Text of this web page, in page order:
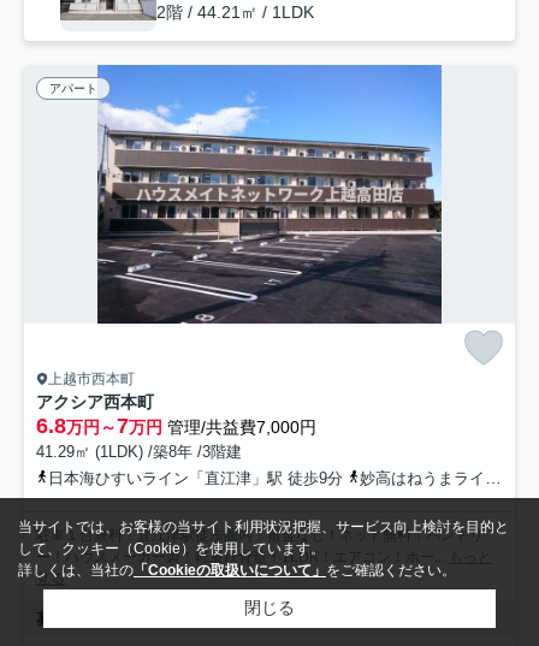
2階 / 44.21㎡ / 1LDK
アパート
上越市西本町
アクシア西本町
6.8万円～7万円 管理/共益費7,000円
41.29㎡ (1LDK) /築8年 /3階建
日本海ひすいライン「直江津」駅 徒歩9分
妙高はねうまライン「直江津」駅 徒歩9分
駐車１台無料！直江津駅徒歩圏内！敷金なし！ネット無料！パントリ
ー！ハウスメーカー製！軽量鉄骨造！1LDK！エアコン！ホー...
もっと
見る
募集中の部屋
当サイトでは、お客様の当サイト利用状況把握、サービス向上検討を目的と
して、クッキー（Cookie）を使用しています。
詳しくは、当社の 「Cookieの取扱いについて」 をご確認ください。
閉じる